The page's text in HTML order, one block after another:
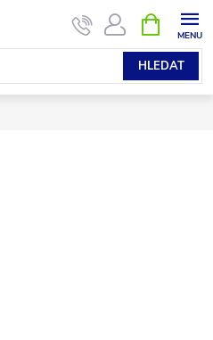
HLEDAT
NÁKUPNÍ
KOŠÍK